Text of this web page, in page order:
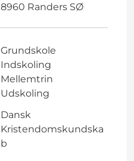
8960 Randers SØ
Grundskole
Indskoling
Mellemtrin
Udskoling
Dansk
Kristendomskundska
b